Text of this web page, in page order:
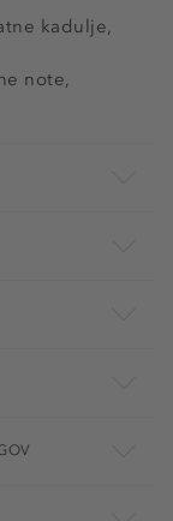
kadulje,
note,